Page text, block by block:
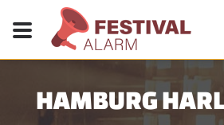
HAMBURG